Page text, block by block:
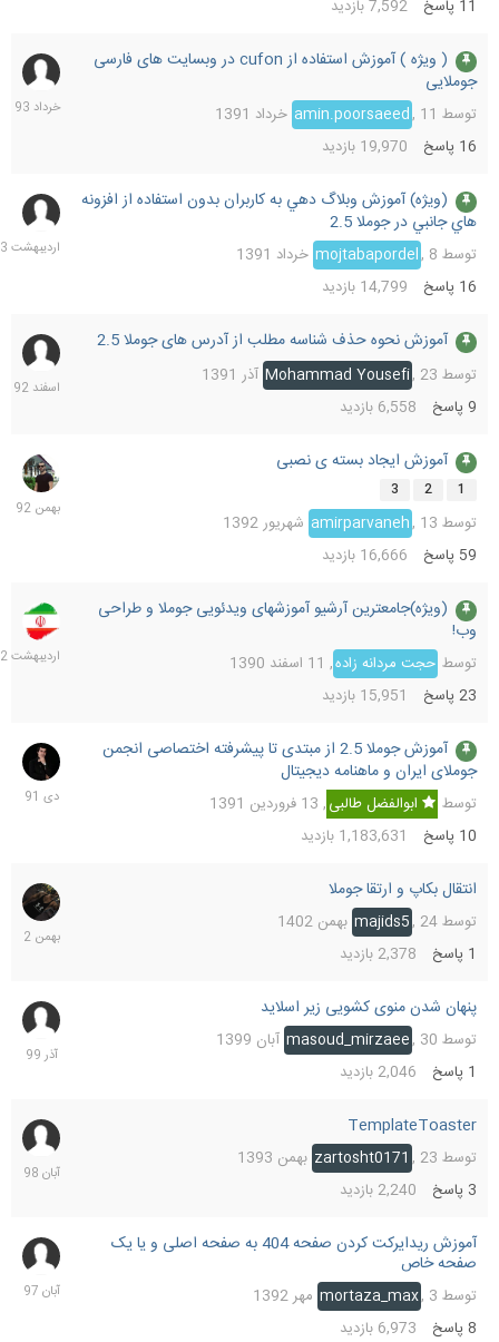
11 پاسخ 7,592 بازدید
( ویژه ) آموزش استفاده از cufon در وبسایت های فارسی
جوملایی
توسط amin.poorsaeed ,11 خرداد 1391
16 پاسخ 19,970 بازدید
26
(ويژه) آموزش وبلاگ دهي به كاربران بدون استفاده از افزونه
هاي جانبي در جوملا 2.5
توسط mojtabapordel , 8 خرداد 1391
16 پاسخ 14,799 بازدید
28
آموزش نحوه حذف شناسه مطلب از آدرس های جوملا 2.5
توسط Mohammad Yousefi ,23 آذر 1391
پاسخ 6,558 بازدید
28
آموزش ایجاد بسته ی نصبی
توسط amirparvaneh ,13 شهریور 1392
59 پاسخ 16,666 بازدید
9
بهمن
(ویژه)جامعترین آرشیو آموزشهای ویدئویی جوملا و طراحی
وب!
توسطحجت مردانه زاده,11 اسفند 1390
23پاسخ 15,951 بازدید
7
آموزش جوملا 2.5 از مبتدی تا پیشرفته اختصاصی انجمن
جوملای ایران و ماهنامه دیجیتال
توسط ابوالفضل طالبی,13 فروردین 1391
10 پاسخ 1,183,631 بازدید
30
دی
انتقال بکاپ و ارتقا جوملا
توسط majids5 ,24 بهمن 1402
پاسخ 2,378بازدید
24
بهمن
پنهان شدن منوی کشویی زیر اسلاید
توسط masoud_mirzaee ,30 آبان 1399
پاسخ 2,046بازدید
2
آذر
TemplateToaster
توسط zartosht0171 ,23 بهمن 1393
پاسخ 2,240بازدید
16
آبان
آموزش ریدایرکت کردن صفحه 404 به صفحه اصلی و یا یک
صفحه خاص
توسط mortaza_max , 3 مهر 1392
پاسخ 6,973 بازدید
16
آبان